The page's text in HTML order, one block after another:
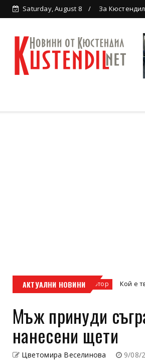
Saturday, August 8 За Кюстендил
АКТУАЛНИ НОВИНИ
кросов мотор Кой е твоят билет
Мъж принуди
нанесени щети
Цветомира Веселинова 9/08/